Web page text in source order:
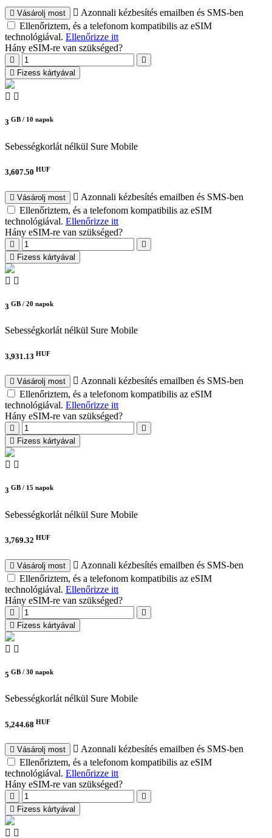
Vásárolj most
Azonnali kézbesítés emailben és SMS-ben
Ellenőriztem, és a telefonom kompatibilis az eSIM
technológiával. Ellenőrizze itt
Hány eSIM-re van szükséged?
Fizess kártyával
3 GB / 10 napok
Sebességkorlát nélkül Sure Mobile
3,607.50 HUF
Vásárolj most
Azonnali kézbesítés emailben és SMS-ben
Ellenőriztem, és a telefonom kompatibilis az eSIM
technológiával. Ellenőrizze itt
Hány eSIM-re van szükséged?
Fizess kártyával
3 GB / 20 napok
Sebességkorlát nélkül Sure Mobile
3,931.13 HUF
Vásárolj most
Azonnali kézbesítés emailben és SMS-ben
Ellenőriztem, és a telefonom kompatibilis az eSIM
technológiával. Ellenőrizze itt
Hány eSIM-re van szükséged?
Fizess kártyával
3 GB / 15 napok
Sebességkorlát nélkül Sure Mobile
3,769.32 HUF
Vásárolj most
Azonnali kézbesítés emailben és SMS-ben
Ellenőriztem, és a telefonom kompatibilis az eSIM
technológiával. Ellenőrizze itt
Hány eSIM-re van szükséged?
Fizess kártyával
5 GB / 30 napok
Sebességkorlát nélkül Sure Mobile
5,244.68 HUF
Vásárolj most
Azonnali kézbesítés emailben és SMS-ben
Ellenőriztem, és a telefonom kompatibilis az eSIM
technológiával. Ellenőrizze itt
Hány eSIM-re van szükséged?
Fizess kártyával